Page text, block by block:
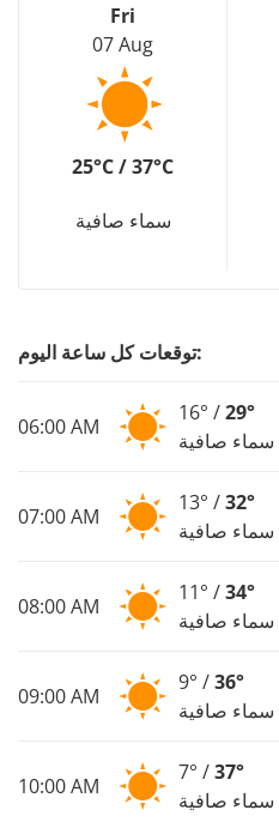
Fri
07 Aug
25°C / 37°C
سماء صافية
توقعات كل ساعة اليوم:
06:00 AM
16° /29°
سماء صافية
07:00 AM
13° /32°
سماء صافية
08:00 AM
11° /34°
سماء صافية
09:00 AM
9° /36°
سماء صافية
10:00 AM
7° /37°
سماء صافية